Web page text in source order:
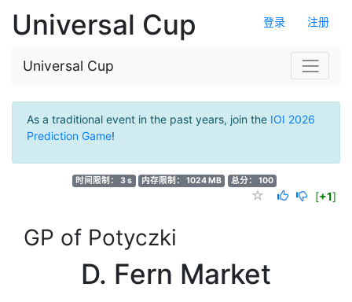
登录 注册
Universal Cup
Universal Cup
As a traditional event in the past years, join the IOI 2026
Prediction Game!
时间限制： 3 s 内存限制： 1024 MB 总分： 100
[+1]
GP of Potyczki
D. Fern Market